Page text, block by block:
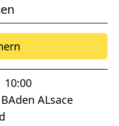
10:00
ALsace